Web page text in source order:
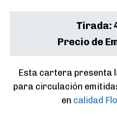
Tirada:
Precio de
Esta cartera presenta
para circulación
en calidad